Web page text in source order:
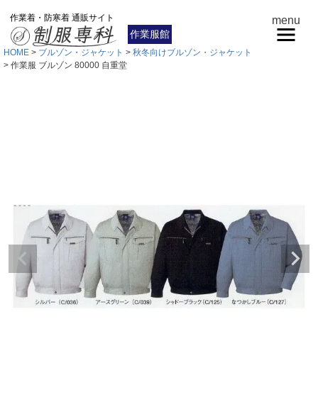
作業着・防寒着 通販サイト
作業服館
menu
HOME ブルゾン・ジャケット
秋冬向けブルゾン・ジャケット
作業服 ブルゾン 80000 自重堂